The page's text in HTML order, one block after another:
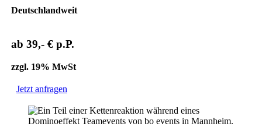
Deutschlandweit
ab 39,- € p.P.
zzgl. 19% MwSt
Jetzt anfragen